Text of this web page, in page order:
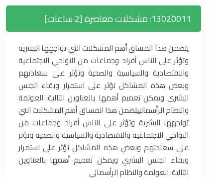
13020011: مشكلات معاصرة [2 ساعات]
يتضمن هذا المساق أهم المشكلات التي تواجهها البشرية
وتؤثر على الناس أفراد وجماعات من النواحي الاجتماعية
والاقتصادية والسياسية والصحية وتؤثر على سعادتهم
وبعض هذه المشاكل تؤثر على استمرار وبقاء الجنس
البشري ويمكن تعميم أهمها بالعناوين التالية: العولمة
والنظام الرأسمالييتضمن هذا المساق أهم المشكلات التي
تواجهها البشرية وتؤثر على الناس أفراد وجماعات من
النواحي الاجتماعية والاقتصادية والسياسية والصحية وتؤثر
على سعادتهم وبعض هذه المشاكل تؤثر على استمرار
وبقاء الجنس البشري ويمكن تعميم أهمها بالعناوين
التالية: العولمة والنظام الرأسمالي